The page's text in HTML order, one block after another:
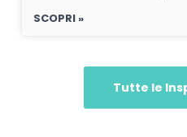
SCOPRI »
Tutte le